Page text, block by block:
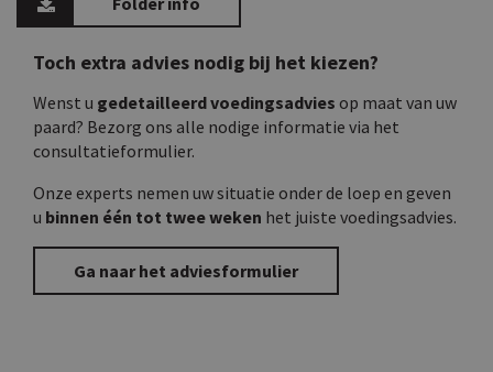
Toch extra advies nodig bij het kiezen?
Wenst u gedetailleerd voedingsadvies op maat van uw
paard? Bezorg ons alle nodige informatie via het
consultatieformulier.
Onze experts nemen uw situatie onder de loep en geven
u binnen één tot twee weken het juiste voedingsadvies.
Ga naar het adviesformulier